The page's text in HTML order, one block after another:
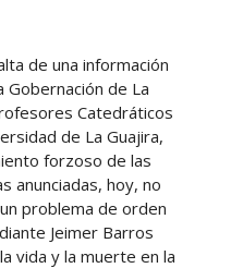
de una información
de La
Catedráticos
de La Guajira,
forzoso de las
anunciadas, hoy, no
problema de orden
Jeimer Barros
vida y la muerte en la